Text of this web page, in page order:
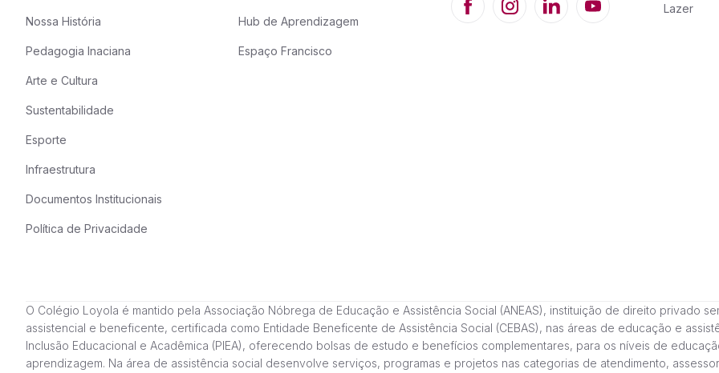
Nossa História
Pedagogia Inaciana
Arte e Cultura
Sustentabilidade
Esporte
Infraestrutura
Documentos Institucionais
Política de Privacidade
Hub de Aprendizagem
Espaço Francisco
Lazer
O Colégio Loyola é mantido pela Associação Nóbrega de Educação e Assistência Social (ANEAS), instituição de direito privado
assistencial e beneficente, certificada como Entidade Beneficente de Assistência Social (CEBAS), nas áreas de educação e
Inclusão Educacional e Acadêmica (PIEA), oferecendo bolsas de estudo e benefícios complementares, para os níveis de
aprendizagem. Na área de assistência social desenvolve serviços, programas e projetos nas categorias de atendimento,